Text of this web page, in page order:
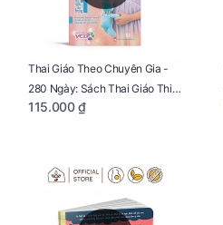
Thai Giáo Theo Chuyên Gia -
280 Ngày: Sách Thai Giáo Thiết
Thực Nhất Cho Mẹ Bầu
115.000 ₫